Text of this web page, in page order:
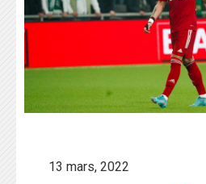
13 mars, 2022